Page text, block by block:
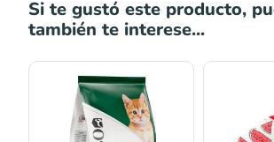
Si te gustó este producto,
también te interese...
de
precios:
desde